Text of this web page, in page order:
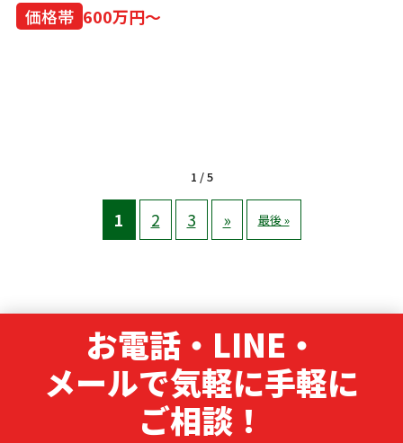
価格帯 600万円～
1 / 5
1 2 3 » 最後 »
お電話・LINE・
メールで気軽に手軽に
ご相談！